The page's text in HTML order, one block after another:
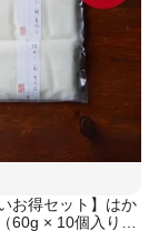
お得セット】はか
60g × 10個入り）